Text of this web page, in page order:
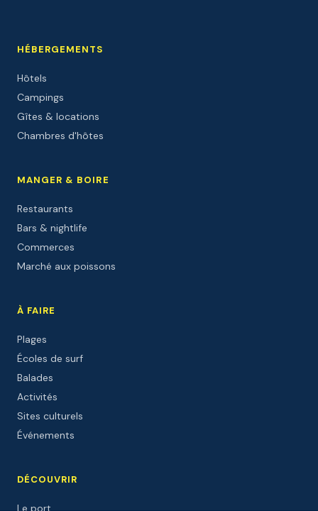
HÉBERGEMENTS
Hôtels
Campings
Gîtes & locations
Chambres d'hôtes
MANGER & BOIRE
Restaurants
Bars & nightlife
Commerces
Marché aux poissons
À FAIRE
Plages
Écoles de surf
Balades
Activités
Sites culturels
Événements
DÉCOUVRIR
Le port